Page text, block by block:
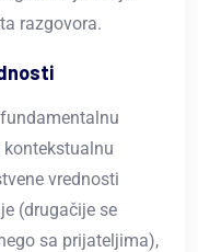
razgovora.
vrednosti
(drugačije se
sa prijateljima),